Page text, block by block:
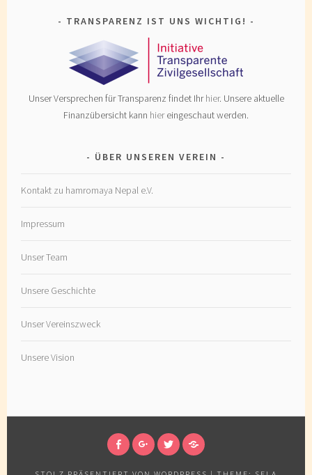
TRANSPARENZ IST UNS WICHTIG!
Unser Versprechen für Transparenz findet Ihrhier. Unsere aktuelle
Finanzübersicht kann hiereingeschaut werden.
ÜBER UNSEREN VEREIN
Kontakt zu hamromaya Nepal e.V.
Impressum
Unser Team
Unsere Geschichte
Unser Vereinszweck
Unsere Vision